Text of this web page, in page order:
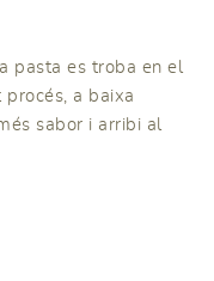
pasta es troba en el
a baixa
sabor i arribi al